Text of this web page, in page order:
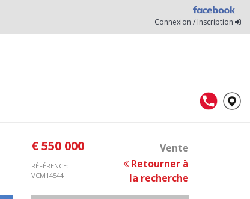
Connexion / Inscription
€ 550 000 Vente
RÉFÉRENCE:
VCM14544
Retourner à
la recherche